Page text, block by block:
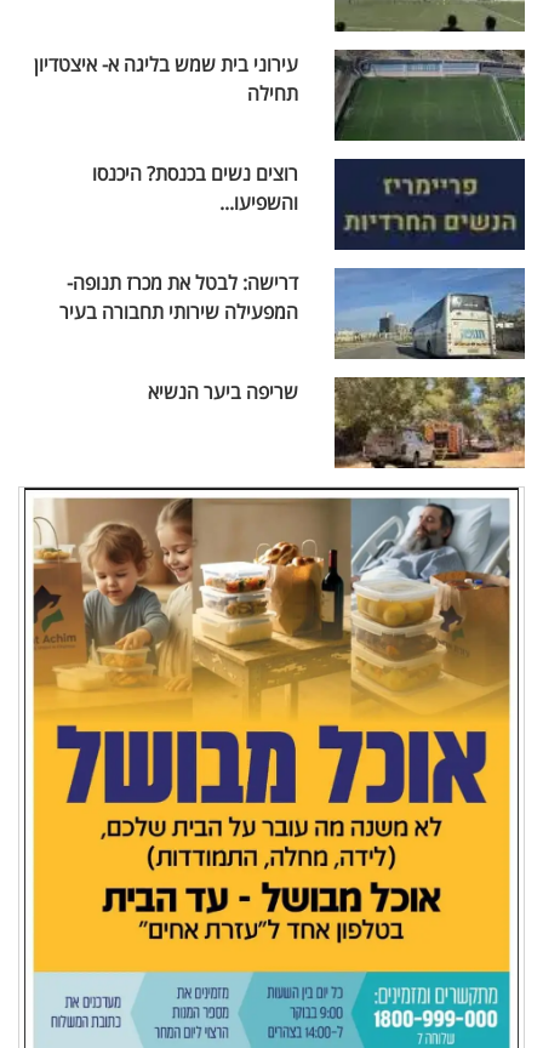
עירוני בית שמש בליגה א- איצטדיון
תחילה
רוצים נשים בכנסת? היכנסו
והשפיעו...
דרישה: לבטל את מכרז תנופה-
המפעילה שירותי תחבורה בעיר
שריפה ביער הנשיא